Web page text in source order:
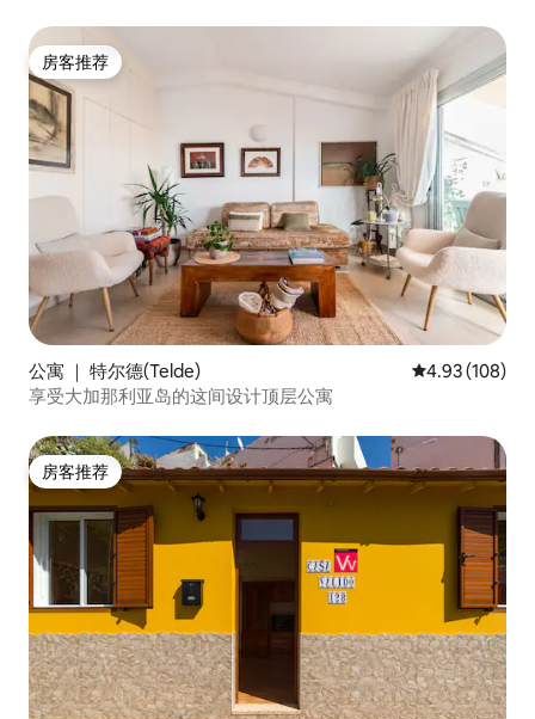
房客推荐
房客推荐
公寓 ｜ 特尔德(Telde) 平均评分 4.93
4.93 (108)
享受大加那利亚岛的这间设计顶层公寓
房客推荐
房客推荐